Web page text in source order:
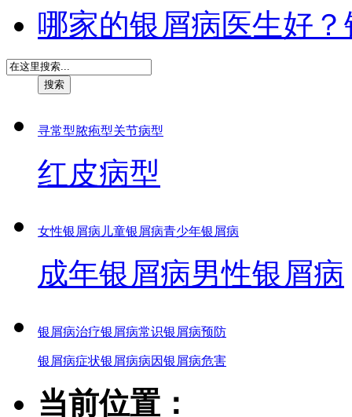
哪家的银屑病医生好？
寻常型脓疱型关节病型
红皮病型
女性银屑病 儿童银屑病青少年银屑病
成年银屑病男性银屑病
银屑病治疗银屑病常识银屑病预防
银屑病症状银屑病病因银屑病危害
当前位置：